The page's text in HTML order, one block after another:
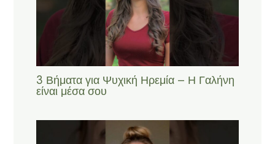
3 Βήματα για Ψυχική Ηρεμία – Η Γαλήνη
είναι μέσα σου